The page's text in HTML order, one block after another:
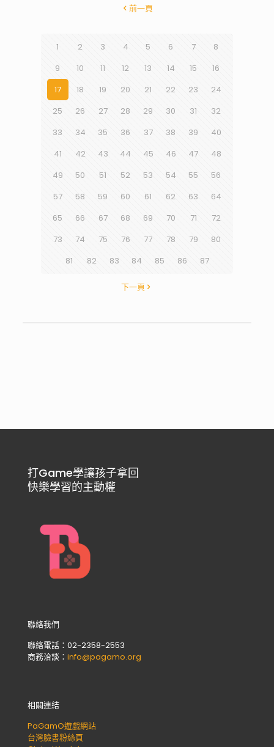
前一頁
1 2 3 4 5 6 7
8
9
10 11 12 13 14 15
16
17
18 19 20 21 22 23
24
25
26 27 28 29 30 31
32
33
34 35 36 37 38 39
40
41
42 43 44 45 46 47
48
49
50 51 52 53 54 55
56
57
58 59 60 61 62 63
64
65
66 67 68 69 70 71
72
73
74 75 76 77 78 79
80
81
82 83 84 85 86 87
下一頁
打Game學讓孩子拿回
快樂學習的主動權
聯絡我們
聯絡電話：02-2358-2553
商務洽談： info@pagamo.org
相關連結
PaGamO遊戲網站
台灣臉書粉絲頁